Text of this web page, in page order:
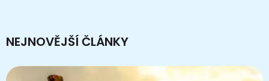
NEJNOVĚJŠÍ ČLÁNKY